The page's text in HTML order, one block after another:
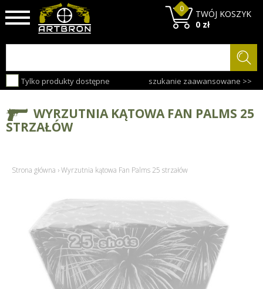
Tylko produkty dostępne szukanie zaawansowane >>
TWÓJ KOSZYK
0
0 zł
WYRZUTNIA KĄTOWA FAN PALMS 25
STRZAŁÓW
Strona główna ›Wyrzutnia kątowa Fan Palms 25 strzałów